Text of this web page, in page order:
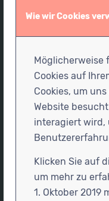
Wie wir Cookies
Möglicherweise
Cookies auf
Cookies, um
Website
interagiert wird,
Klicken Sie auf
um mehr zu
1. Oktober 2019
Praxisadresse
Jugendliche
Störtebeker Str. 31
18528 Bergen
Tel.016095830330